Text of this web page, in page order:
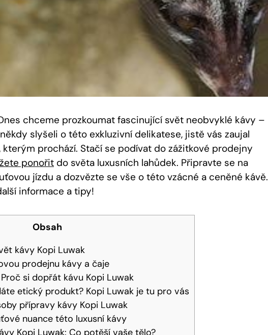
chceme prozkoumat fascinující svět neobvyklé kávy –
slyšeli o této exkluzivní delikatese, jistě vás zaujal
prochází. Stačí se podívat do zážitkové prodejny
ponořit do světa luxusních lahůdek. Připravte se na
jízdu a dozvězte se vše o této vzácné a ceněné kávě.
informace a tipy!
Obsah
kávy Kopi Luwak
prodejnu kávy a čaje
si dopřát kávu Kopi Luwak
etický produkt? Kopi Luwak je tu pro vás
přípravy kávy Kopi Luwak
nuance této luxusní kávy
Kopi Luwak: Co potěší vaše tělo?